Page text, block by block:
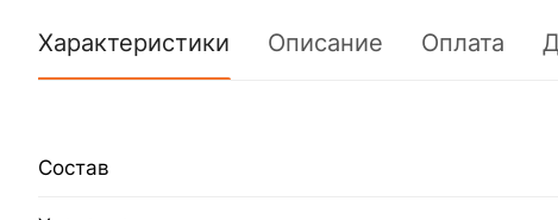
Характеристики Описание Оплата
Состав